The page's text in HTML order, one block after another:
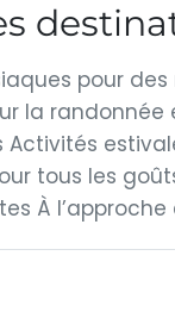
pour
la
Activités
tous les
À l’approche